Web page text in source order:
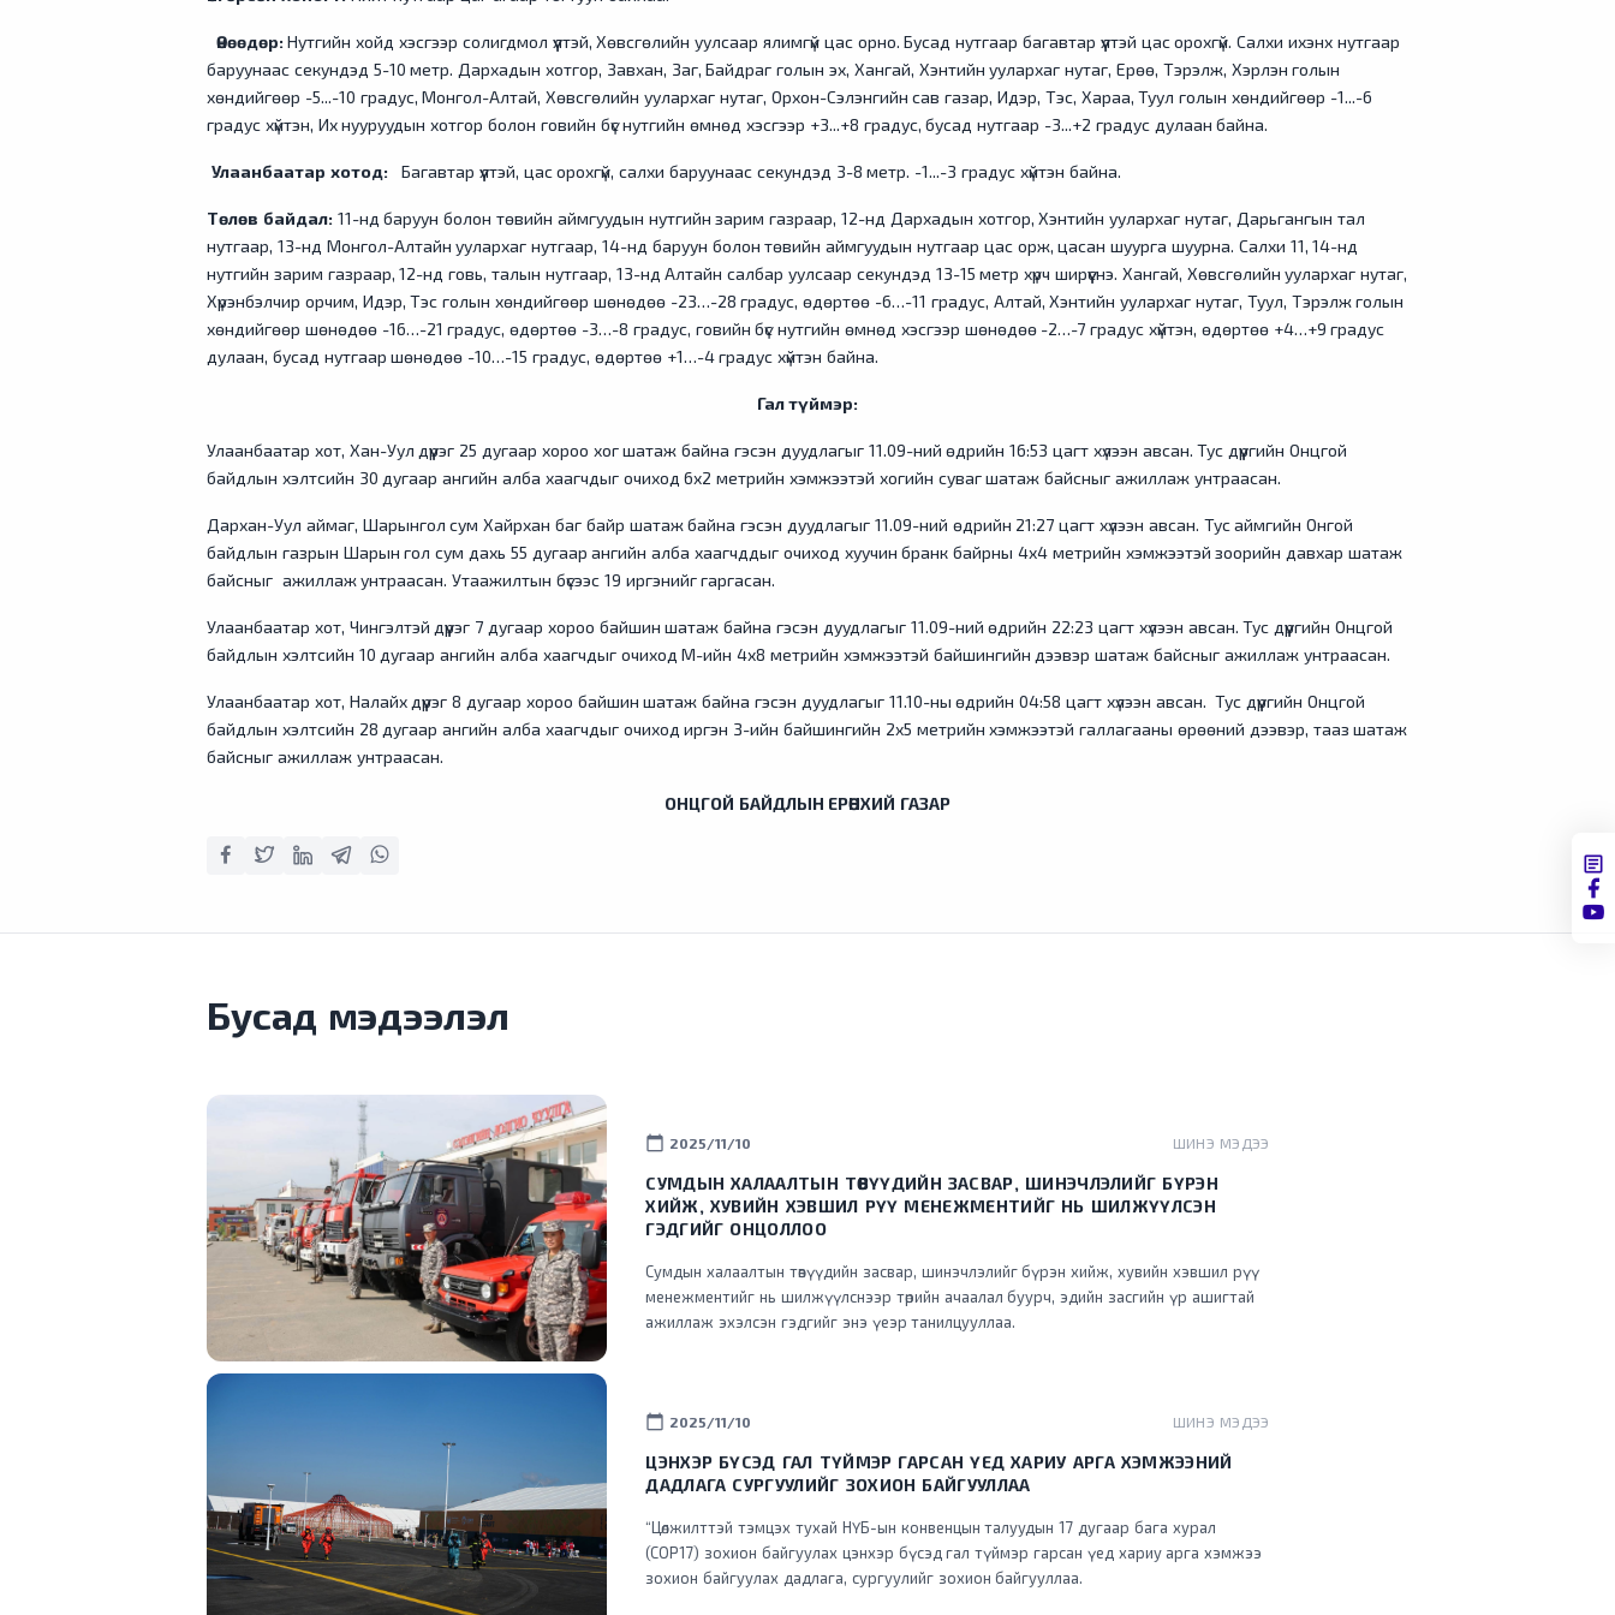
Өнөөдөр: Нутгийн хойд хэсгээр солигдмол үүлтэй, Хөвсгөлийн уулсаар ялимгүй цас орно. Бусад нутгаар багавтар үүлтэй цас орохгүй. Салхи ихэнх нутгаар
баруунаас секундэд 5-10 метр. Дархадын хотгор, Завхан, Заг, Байдраг голын эх, Хангай, Хэнтийн уулархаг нутаг, Ерөө, Тэрэлж, Хэрлэн голын
хөндийгөөр -5...-10 градус, Монгол-Алтай, Хөвсгөлийн уулархаг нутаг, Орхон-Сэлэнгийн сав газар, Идэр, Тэс, Хараа, Туул голын хөндийгөөр -1...-6
градус хүйтэн, Их нууруудын хотгор болон говийн бүс нутгийн өмнөд хэсгээр +3...+8 градус, бусад нутгаар -3...+2 градус дулаан байна.
Улаанбаатар хотод: Багавтар үүлтэй, цас орохгүй, салхи баруунаас секундэд 3-8 метр. -1...-3 градус хүйтэн байна.
Төлөв байдал: 11-нд баруун болон төвийн аймгуудын нутгийн зарим газраар, 12-нд Дархадын хотгор, Хэнтийн уулархаг нутаг, Дарьгангын тал
нутгаар, 13-нд Монгол-Алтайн уулархаг нутгаар, 14-нд баруун болон төвийн аймгуудын нутгаар цас орж, цасан шуурга шуурна. Салхи 11, 14-нд
нутгийн зарим газраар, 12-нд говь, талын нутгаар, 13-нд Алтайн салбар уулсаар секундэд 13-15 метр хүрч ширүүснэ. Хангай, Хөвсгөлийн уулархаг нутаг,
Хүрэнбэлчир орчим, Идэр, Тэс голын хөндийгөөр шөнөдөө -23…-28 градус, өдөртөө -6…-11 градус, Алтай, Хэнтийн уулархаг нутаг, Туул, Тэрэлж голын
хөндийгөөр шөнөдөө -16…-21 градус, өдөртөө -3…-8 градус, говийн бүс нутгийн өмнөд хэсгээр шөнөдөө -2…-7 градус хүйтэн, өдөртөө +4…+9 градус
дулаан, бусад нутгаар шөнөдөө -10…-15 градус, өдөртөө +1…-4 градус хүйтэн байна.
Гал түймэр:
Улаанбаатар хот, Хан-Уул дүүрэг 25 дугаар хороо хог шатаж байна гэсэн дуудлагыг 11.09-ний өдрийн 16:53 цагт хүлээн авсан. Тус дүүргийн Онцгой
байдлын хэлтсийн 30 дугаар ангийн алба хаагчдыг очиход 6х2 метрийн хэмжээтэй хогийн суваг шатаж байсныг ажиллаж унтраасан.
Дархан-Уул аймаг, Шарынгол сум Хайрхан баг байр шатаж байна гэсэн дуудлагыг 11.09-ний өдрийн 21:27 цагт хүлээн авсан. Тус аймгийн Онгой
байдлын газрын Шарын гол сум дахь 55 дугаар ангийн алба хаагчддыг очиход хуучин бранк байрны 4х4 метрийн хэмжээтэй зоорийн давхар шатаж
байсныг ажиллаж унтраасан. Утаажилтын бүсээс 19 иргэнийг гаргасан.
Улаанбаатар хот, Чингэлтэй дүүрэг 7 дугаар хороо байшин шатаж байна гэсэн дуудлагыг 11.09-ний өдрийн 22:23 цагт хүлээн авсан. Тус дүүргийн Онцгой
байдлын хэлтсийн 10 дугаар ангийн алба хаагчдыг очиход М-ийн 4х8 метрийн хэмжээтэй байшингийн дээвэр шатаж байсныг ажиллаж унтраасан.
Улаанбаатар хот, Налайх дүүрэг 8 дугаар хороо байшин шатаж байна гэсэн дуудлагыг 11.10-ны өдрийн 04:58 цагт хүлээн авсан. Тус дүүргийн Онцгой
байдлын хэлтсийн 28 дугаар ангийн алба хаагчдыг очиход иргэн З-ийн байшингийн 2х5 метрийн хэмжээтэй галлагааны өрөөний дээвэр, тааз шатаж
байсныг ажиллаж унтраасан.
ОНЦГОЙ БАЙДЛЫН ЕРӨНХИЙ ГАЗАР
Бусад мэдээлэл
calendar_today 2025/11/10 ШИНЭ МЭДЭЭ
СУМДЫН ХАЛААЛТЫН ТӨВҮҮДИЙН ЗАСВАР, ШИНЭЧЛЭЛИЙГ БҮРЭН
ХИЙЖ, ХУВИЙН ХЭВШИЛ РҮҮ МЕНЕЖМЕНТИЙГ НЬ ШИЛЖҮҮЛСЭН
ГЭДГИЙГ ОНЦОЛЛОО
Сумдын халаалтын төвүүдийн засвар, шинэчлэлийг бүрэн хийж, хувийн хэвшил рүү
менежментийг нь шилжүүлснээр төрийн ачаалал буурч, эдийн засгийн үр ашигтай
ажиллаж эхэлсэн гэдгийг энэ үеэр танилцууллаа.
calendar_today 2025/11/10 ШИНЭ МЭДЭЭ
ЦЭНХЭР БҮСЭД ГАЛ ТҮЙМЭР ГАРСАН ҮЕД ХАРИУ АРГА ХЭМЖЭЭНИЙ
ДАДЛАГА СУРГУУЛИЙГ ЗОХИОН БАЙГУУЛЛАА
“Цөлжилттэй тэмцэх тухай НҮБ-ын конвенцын талуудын 17 дугаар бага хурал
(COP17) зохион байгуулах цэнхэр бүсэд гал түймэр гарсан үед хариу арга хэмжээ
зохион байгуулах дадлага, сургуулийг зохион байгууллаа.